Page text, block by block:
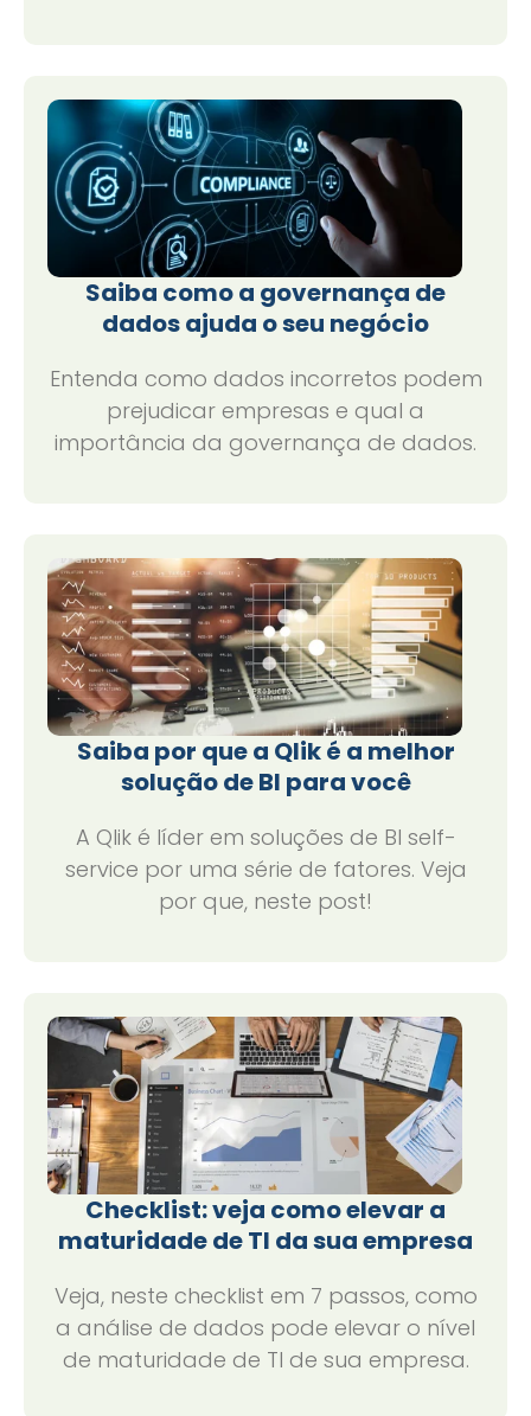
Saiba como a governança de
dados ajuda o seu negócio
Entenda como dados incorretos podem
prejudicar empresas e qual a
importância da governança de dados.
Saiba por que a Qlik é a melhor
solução de BI para você
A Qlik é líder em soluções de BI self-
service por uma série de fatores. Veja
por que, neste post!
Checklist: veja como elevar a
maturidade de TI da sua empresa
Veja, neste checklist em 7 passos, como
a análise de dados pode elevar o nível
de maturidade de TI de sua empresa.